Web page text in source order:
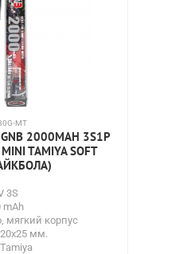
MT
2000MAH 3S1P
TAMIYA SOFT
3S
mAh
мягкий корпус
мм.